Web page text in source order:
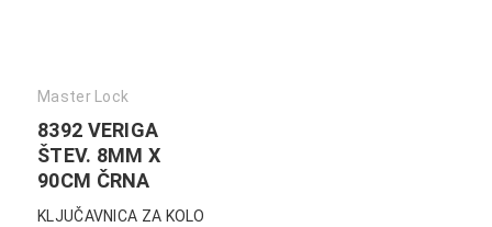
Master Lock
8392 VERIGA
ŠTEV. 8MM X
90CM ČRNA
KLJUČAVNICA ZA KOLO